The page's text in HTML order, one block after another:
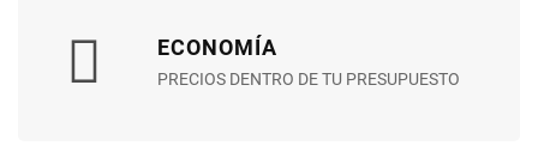
ECONOMÍA
PRECIOS DENTRO DE TU PRESUPUESTO